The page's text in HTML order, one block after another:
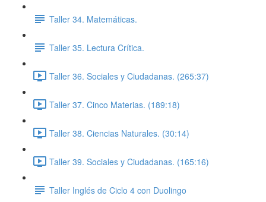
Taller 34. Matemáticas.
Taller 35. Lectura Crítica.
Taller 36. Sociales y Ciudadanas. (265:37)
Taller 37. Cinco Materias. (189:18)
Taller 38. Ciencias Naturales. (30:14)
Taller 39. Sociales y Ciudadanas. (165:16)
Taller Inglés de Ciclo 4 con Duolingo